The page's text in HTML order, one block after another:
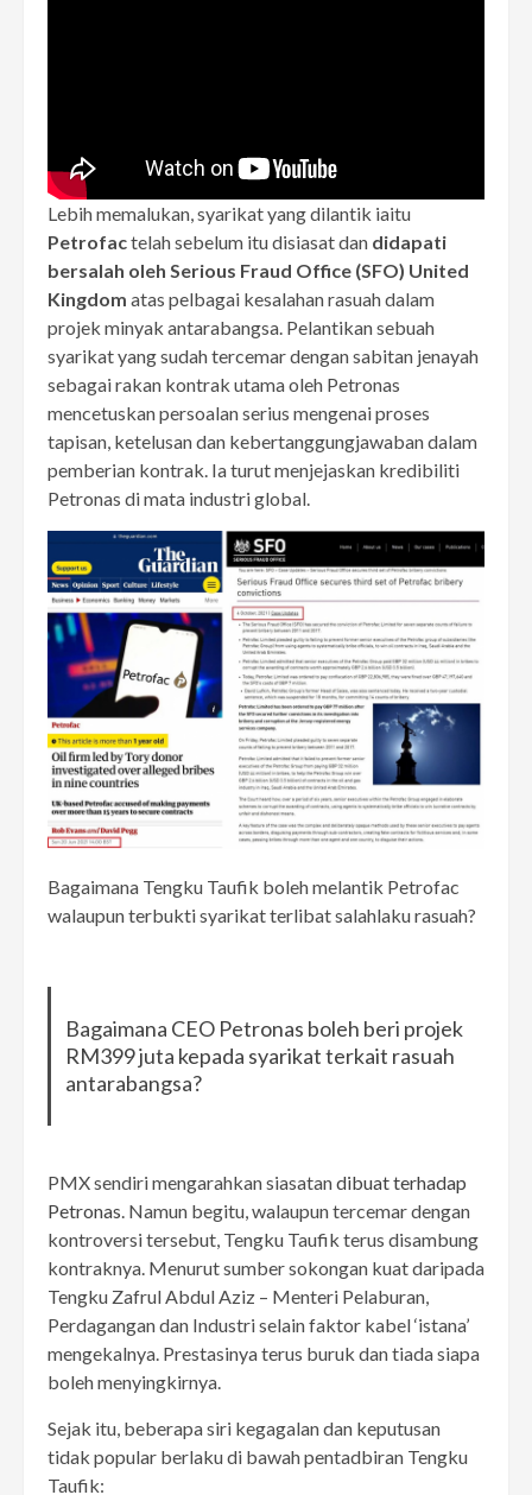
Lebih memalukan, syarikat yang dilantik iaitu
Petrofactelah sebelum itu disiasat dan didapati
bersalah oleh Serious Fraud Office (SFO) United
Kingdom atas pelbagai kesalahan rasuah dalam
projek minyak antarabangsa. Pelantikan sebuah
syarikat yang sudah tercemar dengan sabitan jenayah
sebagai rakan kontrak utama oleh Petronas
mencetuskan persoalan serius mengenai proses
tapisan, ketelusan dan kebertanggungjawaban dalam
pemberian kontrak. Ia turut menjejaskan kredibiliti
Petronas di mata industri global.
Bagaimana Tengku Taufik boleh melantik Petrofac
walaupun terbukti syarikat terlibat salahlaku rasuah?
Bagaimana CEO Petronas boleh beri projek
RM399 juta kepada syarikat terkait rasuah
antarabangsa?
PMX sendiri mengarahkan siasatandibuat terhadap
Petronas. Namun begitu, walaupun tercemar dengan
kontroversi tersebut, Tengku Taufik terus disambung
kontraknya. Menurut sumber sokongan kuat daripada
Tengku Zafrul Abdul Aziz – Menteri Pelaburan,
Perdagangan dan Industri selain faktor kabel ‘istana’
mengekalnya. Prestasinya terus buruk dan tiada siapa
boleh menyingkirnya.
Sejak itu, beberapa siri kegagalan dan keputusan
tidak popular berlaku di bawah pentadbiran Tengku
Taufik: